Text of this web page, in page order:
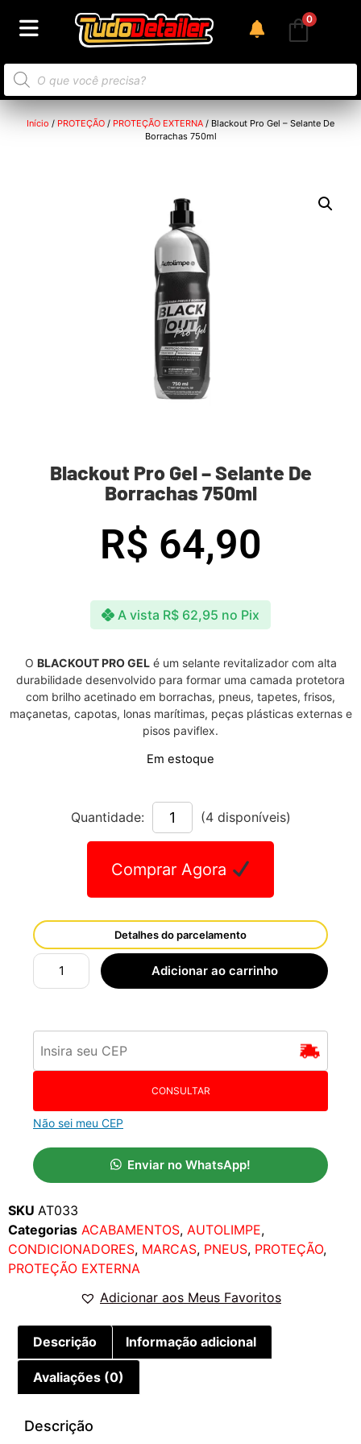
0
Início / PROTEÇÃO / PROTEÇÃO EXTERNA / Blackout Pro Gel – Selante De
Borrachas 750ml
Blackout Pro Gel – Selante De
Borrachas 750ml
R$ 64,90
A vista R$ 62,95 no Pix
O BLACKOUT PRO GELé um selante revitalizador com alta
durabilidade desenvolvido para formar uma camada protetora
com brilho acetinado em borrachas, pneus, tapetes, frisos,
maçanetas, capotas, lonas marítimas, peças plásticas externas e
pisos paviflex.
Em estoque
Quantidade: (4 disponíveis)
Comprar Agora
Detalhes do parcelamento
Adicionar ao carrinho
CONSULTAR
Não sei meu CEP
Enviar no WhatsApp!
SKU AT033
Categorias ACABAMENTOS, AUTOLIMPE,
CONDICIONADORES, MARCAS, PNEUS, PROTEÇÃO,
PROTEÇÃO EXTERNA
Adicionar aos Meus Favoritos
Descrição Informação adicional
Avaliações (0)
Descrição